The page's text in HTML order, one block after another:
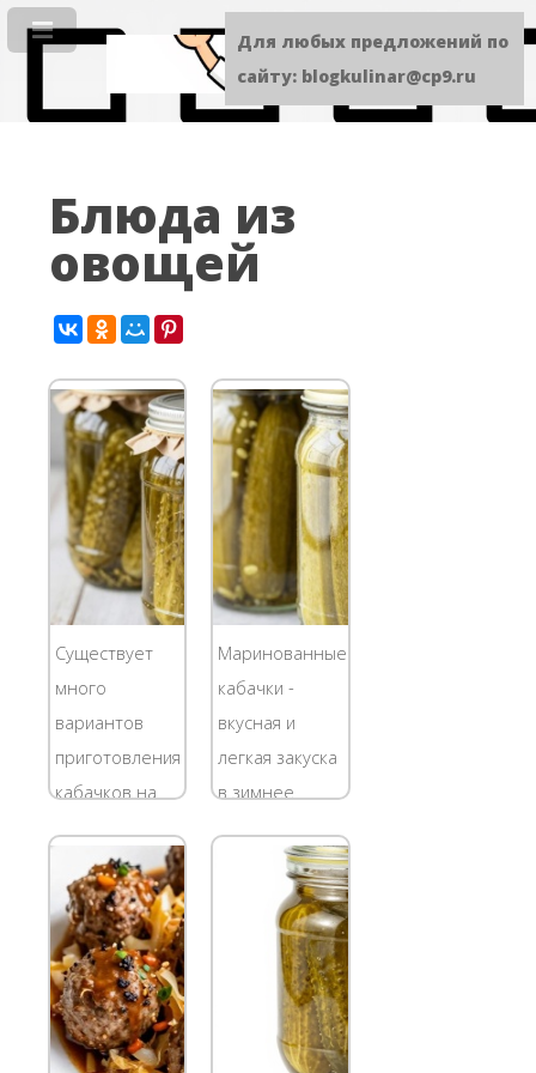
Блюда из
овощей
Существует
много
вариантов
приготовления
кабачков на
Предлагаем
приготовить
их в томатном
соусе.
Ингредиенты
Кабачки - 4 кг
Маринованные
кабачки -
вкусная и
легкая закуска
в зимнее
Ингредиенты
Кабачки
маленькие -
1,5 кг Соль - 2
ст.л. Сахар - 3
ст.л. Уксус 70%
Для любых предложений по
сайту: blogkulinar@cp9.ru